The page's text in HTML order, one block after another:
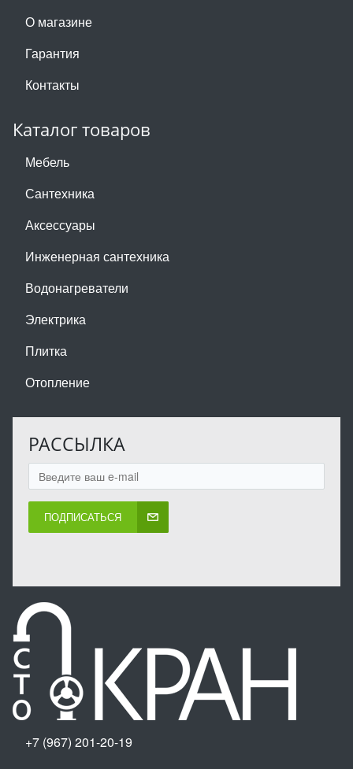
О магазине
Гарантия
Контакты
Каталог товаров
Мебель
Сантехника
Аксессуары
Инженерная сантехника
Водонагреватели
Электрика
Плитка
Отопление
РАССЫЛКА
ПОДПИСАТЬСЯ
+7 (967) 201-20-19